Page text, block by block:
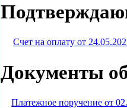
Счет на оплату от
Документы
Платежное поручение от